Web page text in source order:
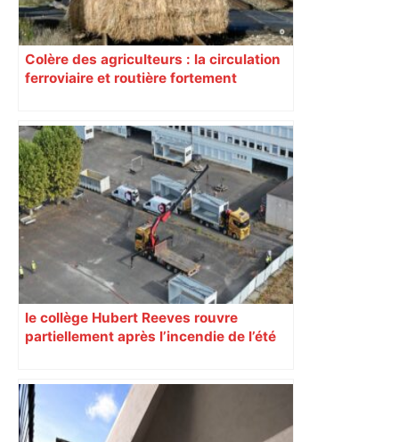
Colère des agriculteurs : la circulation
ferroviaire et routière fortement
le collège Hubert Reeves rouvre
partiellement après l’incendie de l’été